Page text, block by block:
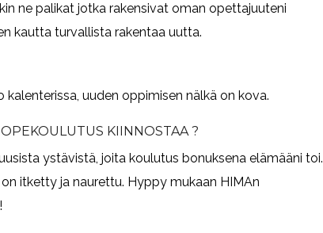
ne palikat jotka rakensivat oman opettajuuteni
kautta turvallista rakentaa uutta.
uuden oppimisen nälkä on kova.
KIINNOSTAA ?
ystävistä, joita koulutus bonuksena elämääni toi.
itketty ja naurettu. Hyppy mukaan HIMAn